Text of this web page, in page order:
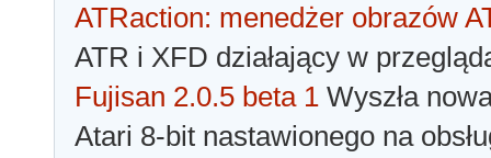
ATRaction: menedżer obrazów
ATR i XFD działający w
Fujisan 2.0.5 beta 1 Wyszła
Atari 8-bit nastawionego na